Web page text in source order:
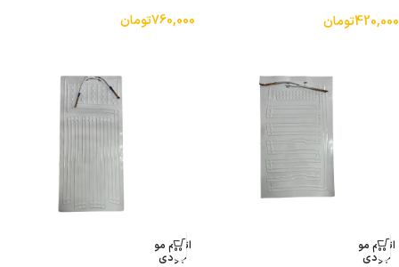
420,000تومان
760,000تومان
اتمام مو
جودی
اتمام مو
جودی